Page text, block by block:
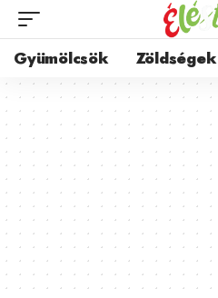
Gyümölcsök Zöldségek